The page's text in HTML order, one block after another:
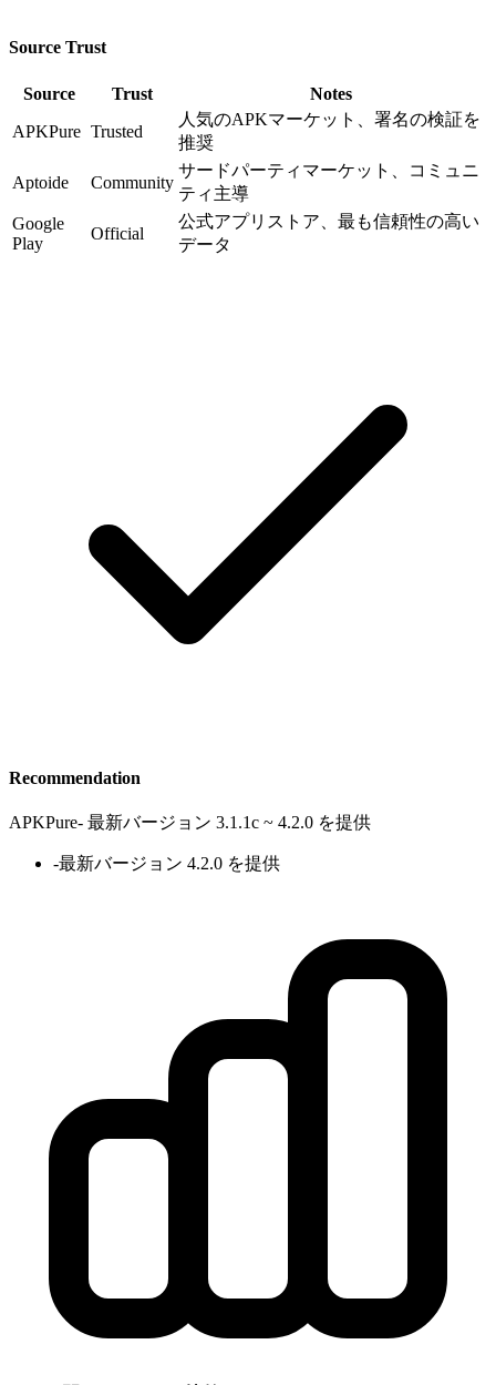
Source Trust
Source Trust
Notes
APKPure Trusted
人気のAPKマーケット、署名の検証を
推奨
Aptoide Community
サードパーティマーケット、コミュニ
ティ主導
Google
Play
Official
公式アプリストア、最も信頼性の高い
データ
Recommendation
APKPure- 最新バージョン 3.1.1c ~ 4.2.0 を提供
-最新バージョン 4.2.0 を提供